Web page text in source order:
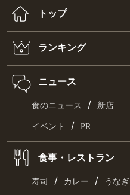
トップ
ランキング
ニュース
食のニュース / 新店
イベント / PR
食事・レストラン
寿司 / カレー / うなぎ